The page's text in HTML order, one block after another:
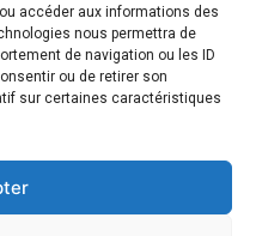
accéder aux informations des
nous permettra de
de navigation ou les ID
ou de retirer son
sur certaines caractéristiques